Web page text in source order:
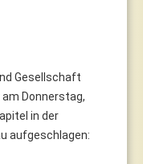
Gesellschaft
Donnerstag,
in der
aufgeschlagen: